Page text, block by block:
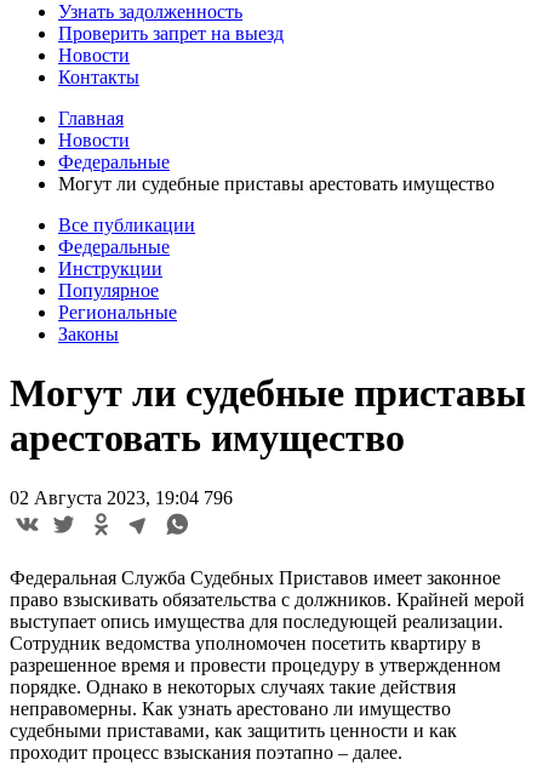
Узнать задолженность
Проверить запрет на выезд
Новости
Контакты
Главная
Новости
Федеральные
Могут ли судебные приставы арестовать имущество
Все публикации
Федеральные
Инструкции
Популярное
Региональные
Законы
Могут ли судебные приставы
арестовать имущество
02 Августа 2023, 19:04 796
Федеральная Служба Судебных Приставов имеет законное
право взыскивать обязательства с должников. Крайней мерой
выступает опись имущества для последующей реализации.
Сотрудник ведомства уполномочен посетить квартиру в
разрешенное время и провести процедуру в утвержденном
порядке. Однако в некоторых случаях такие действия
неправомерны. Как узнать арестовано ли имущество
судебными приставами, как защитить ценности и как
проходит процесс взыскания поэтапно – далее.